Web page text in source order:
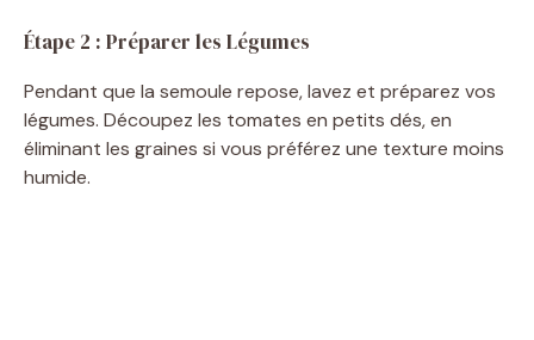
Étape 2 : Préparer les Légumes
Pendant que la semoule repose, lavez et préparez vos
légumes. Découpez les tomates en petits dés, en
éliminant les graines si vous préférez une texture moins
humide.